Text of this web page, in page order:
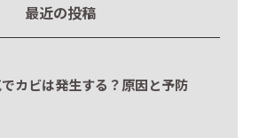
最近の投稿
カビは発生する？原因と予防